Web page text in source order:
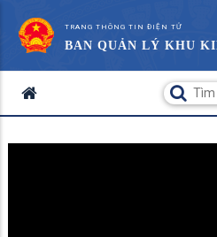
TRANG THÔNG TIN ĐIỆN TỬ
BAN QUẢN LÝ KHU